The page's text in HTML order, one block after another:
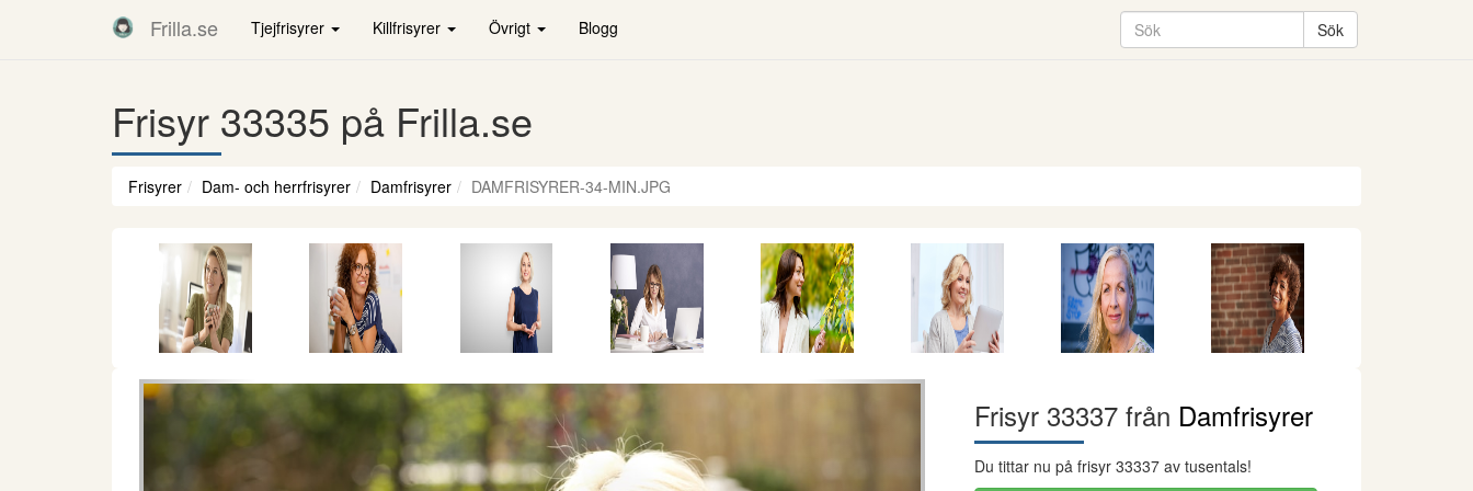
Frilla.se Tjejfrisyrer Killfrisyrer Övrigt Blogg
Frisyr 33335 på Frilla.se
Frisyrer Dam- och herrfrisyrer Damfrisyrer DAMFRISYRER-34-MIN.JPG
Föregående
Frisyr 33337 från Damfrisyrer
Du tittar nu på frisyr 33337 av tusentals!